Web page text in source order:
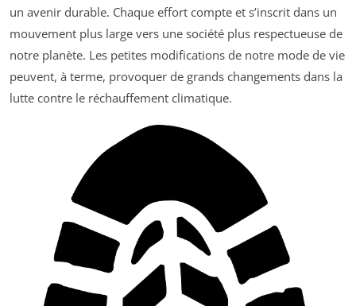
un avenir durable. Chaque effort compte et s’inscrit dans un
mouvement plus large vers une société plus respectueuse de
notre planète. Les petites modifications de notre mode de vie
peuvent, à terme, provoquer de grands changements dans la
lutte contre le réchauffement climatique.